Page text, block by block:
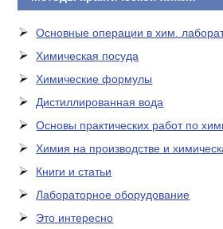
Основные операции в хим.
Химическая посуда
Химические формулы
Дистиллированная вода
Основы практических работ по
Химия на производстве и
Книги и статьи
Лабораторное оборудование
Это интересно